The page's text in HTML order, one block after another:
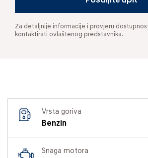
Za detaljnije informacije i provjeru
kontaktirati ovlaštenog predstavnika.
Vrsta goriva
Benzin
Snaga motora